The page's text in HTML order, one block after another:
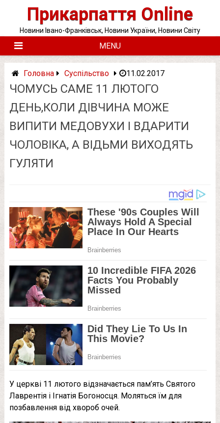
Прикарпаття Online
Новини Івано-Франківськ, Новини України, Новини Світу
MENU
Головна Суспільство 11.02.2017
ЧОМУСЬ САМЕ 11 ЛЮТОГО
ДЕНЬ,КОЛИ ДІВЧИНА МОЖЕ
ВИПИТИ МЕДОВУХИ І ВДАРИТИ
ЧОЛОВІКА, А ВІДЬМИ ВИХОДЯТЬ
ГУЛЯТИ
У церкві 11 лютого відзначається пам’ять Святого
Лаврентія і Ігнатія Богоносця. Моляться їм для
позбавлення від хвороб очей.